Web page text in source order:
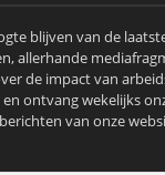
blijven van de
allerhande
de impact van
en ontvang wekelijks
van onze